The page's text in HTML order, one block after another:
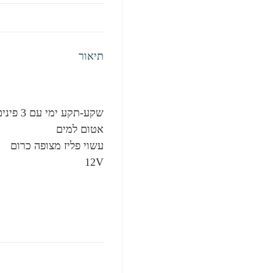
תיאור
שקע-תקע ימי עם 3 פינים
אטום למים
עשוי פליז מצופה כרום
12V